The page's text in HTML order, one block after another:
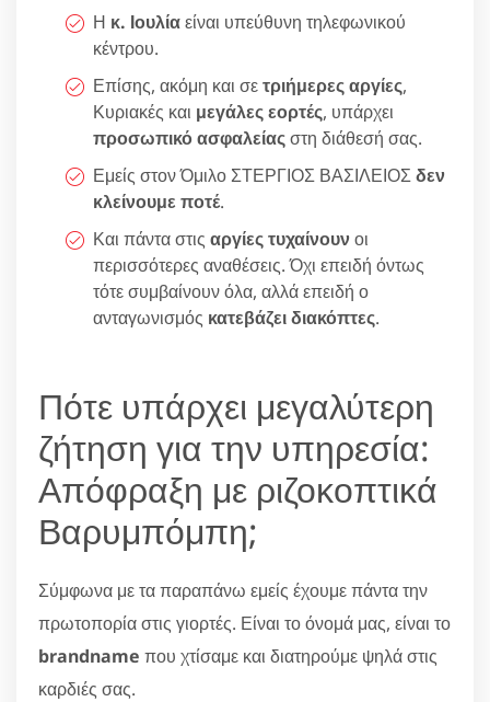
Η κ. Ιουλίαείναι υπεύθυνη τηλεφωνικού
κέντρου.
Επίσης, ακόμη και σετριήμερες αργίες,
Κυριακές και μεγάλες εορτές, υπάρχει
προσωπικό ασφαλείαςστη διάθεσή σας.
Εμείς στον Όμιλο ΣΤΕΡΓΙΟΣ ΒΑΣΙΛΕΙΟΣδεν
κλείνουμε ποτέ.
Και πάντα στις αργίες τυχαίνουνοι
περισσότερες αναθέσεις. Όχι επειδή όντως
τότε συμβαίνουν όλα, αλλά επειδή ο
ανταγωνισμός κατεβάζει διακόπτες.
Πότε υπάρχει μεγαλύτερη
ζήτηση για την υπηρεσία:
Απόφραξη με ριζοκοπτικά
Βαρυμπόμπη;
Σύμφωνα με τα παραπάνω εμείς έχουμε πάντα την
πρωτοπορία στις γιορτές. Είναι το όνομά μας, είναι το
brandname που χτίσαμε και διατηρούμε ψηλά στις
καρδιές σας.